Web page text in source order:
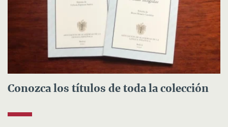
Conozca los títulos de toda la colección